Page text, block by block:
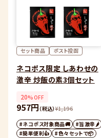
セット商品 ポスト投函
ネコポス限定 しあわせの
激辛 炒飯の素3個セット
20%OFF
957円（税込）¥1,196
#ネコポス対象商品🚚
#旨激辛🌶
#簡単便利👍
#色々セットで📦